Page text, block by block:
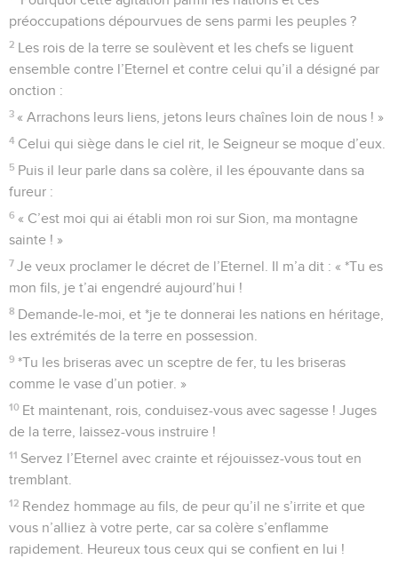
préoccupations dépourvues de sens parmi les peuples ?
2 Les rois de la terre se soulèvent et les chefs se liguent
ensemble contre l’Eternel et contre celui qu’il a désigné par
onction :
3 « Arrachons leurs liens, jetons leurs chaînes loin de nous ! »
4 Celui qui siège dans le ciel rit, le Seigneur se moque d’eux.
5 Puis il leur parle dans sa colère, il les épouvante dans sa
fureur :
6 « C’est moi qui ai établi mon roi sur Sion, ma montagne
sainte ! »
7 Je veux proclamer le décret de l’Eternel. Il m’a dit : « *Tu es
mon fils, je t’ai engendré aujourd’hui !
8 Demande-le-moi, et *je te donnerai les nations en héritage,
les extrémités de la terre en possession.
9 *Tu les briseras avec un sceptre de fer, tu les briseras
comme le vase d’un potier. »
10 Et maintenant, rois, conduisez-vous avec sagesse ! Juges
de la terre, laissez-vous instruire !
11 Servez l’Eternel avec crainte et réjouissez-vous tout en
tremblant.
12 Rendez hommage au fils, de peur qu’il ne s’irrite et que
vous n’alliez à votre perte, car sa colère s’enflamme
rapidement. Heureux tous ceux qui se confient en lui !